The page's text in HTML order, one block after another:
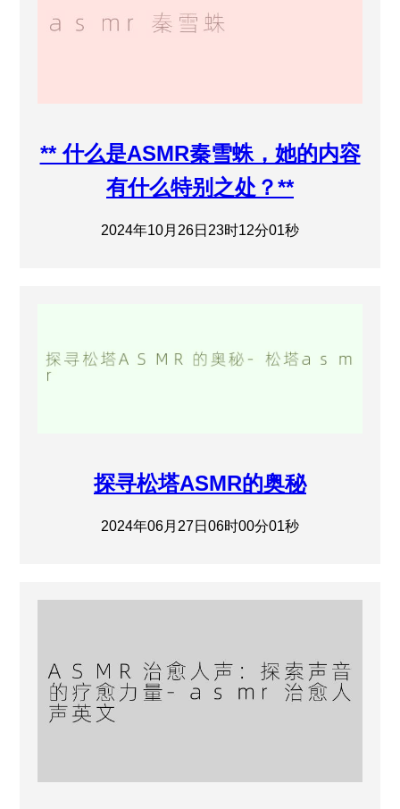
** 什么是ASMR秦雪蛛，她的内容
有什么特别之处？**
2024年10月26日23时12分01秒
探寻松塔ASMR的奥秘
2024年06月27日06时00分01秒